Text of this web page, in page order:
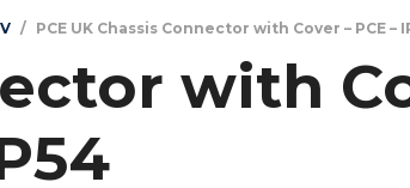
/ PCE UK Chassis Connector with Cover – PCE –
with